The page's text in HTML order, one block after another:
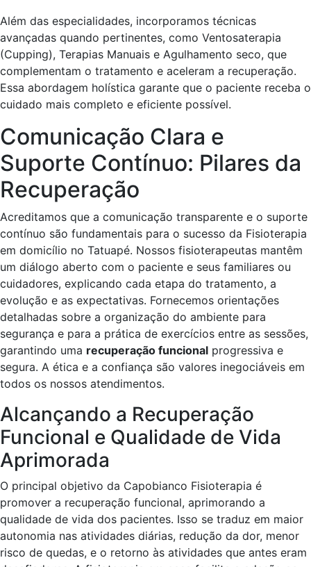
Além das especialidades, incorporamos técnicas
avançadas quando pertinentes, como Ventosaterapia
(Cupping), Terapias Manuais e Agulhamento seco, que
complementam o tratamento e aceleram a recuperação.
Essa abordagem holística garante que o paciente receba o
cuidado mais completo e eficiente possível.
Comunicação Clara e
Suporte Contínuo: Pilares da
Recuperação
Acreditamos que a comunicação transparente e o suporte
contínuo são fundamentais para o sucesso da Fisioterapia
em domicílio no Tatuapé. Nossos fisioterapeutas mantêm
um diálogo aberto com o paciente e seus familiares ou
cuidadores, explicando cada etapa do tratamento, a
evolução e as expectativas. Fornecemos orientações
detalhadas sobre a organização do ambiente para
segurança e para a prática de exercícios entre as sessões,
garantindo uma recuperação funcional progressiva e
segura. A ética e a confiança são valores inegociáveis em
todos os nossos atendimentos.
Alcançando a Recuperação
Funcional e Qualidade de Vida
Aprimorada
O principal objetivo da Capobianco Fisioterapia é
promover a recuperação funcional, aprimorando a
qualidade de vida dos pacientes. Isso se traduz em maior
autonomia nas atividades diárias, redução da dor, menor
risco de quedas, e o retorno às atividades que antes eram